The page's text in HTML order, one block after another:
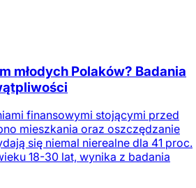
młodych Polaków? Badania
finansowymi stojącymi przed
mieszkania oraz oszczędzanie
się niemal nierealne dla 41 proc.
18-30 lat, wynika z badania